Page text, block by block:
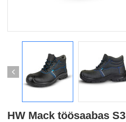
HW Mack töösaabas S3